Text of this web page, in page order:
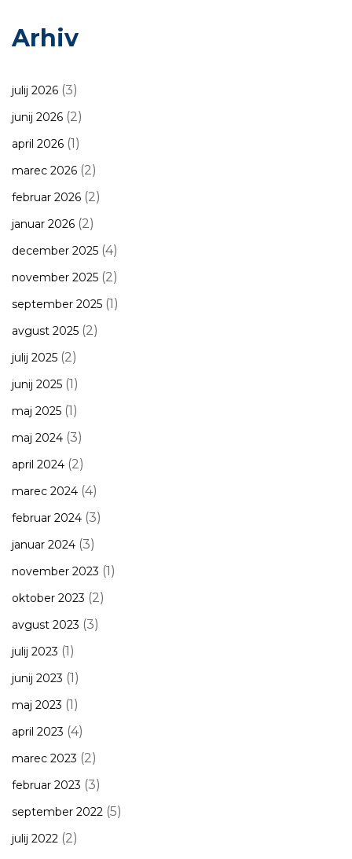
Arhiv
julij 2026 (3)
junij 2026 (2)
april 2026 (1)
marec 2026 (2)
februar 2026 (2)
januar 2026 (2)
december 2025 (4)
november 2025 (2)
september 2025 (1)
avgust 2025 (2)
julij 2025 (2)
junij 2025 (1)
maj 2025 (1)
maj 2024 (3)
april 2024 (2)
marec 2024 (4)
februar 2024 (3)
januar 2024 (3)
november 2023 (1)
oktober 2023 (2)
avgust 2023 (3)
julij 2023 (1)
junij 2023 (1)
maj 2023 (1)
april 2023 (4)
marec 2023 (2)
februar 2023 (3)
september 2022 (5)
julij 2022 (2)